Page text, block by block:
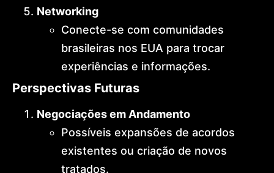
Networking
Conecte-se com comunidades
brasileiras nos EUA para trocar
experiências e informações.
Perspectivas Futuras
Negociações em Andamento
Possíveis expansões de acordos
existentes ou criação de novos
tratados.